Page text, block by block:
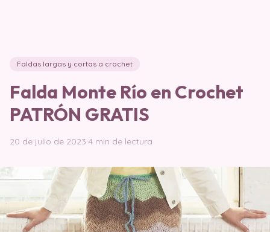
Faldas largas y cortas a crochet
Falda Monte Río en Crochet
PATRÓN GRATIS
20 de julio de 2023·4 min de lectura